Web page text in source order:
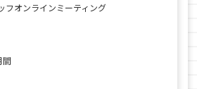
フオンラインミーティング
間